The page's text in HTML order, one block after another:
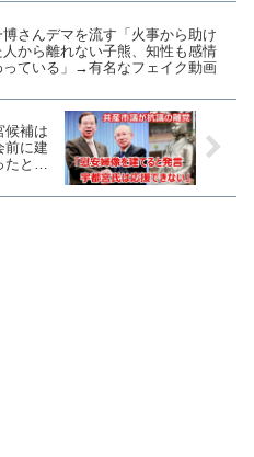
博さんデマを流す「火事から助け
人から離れない子熊、知性も感情
っている」→有名なフェイク動画
候補は
前に建
たと謝